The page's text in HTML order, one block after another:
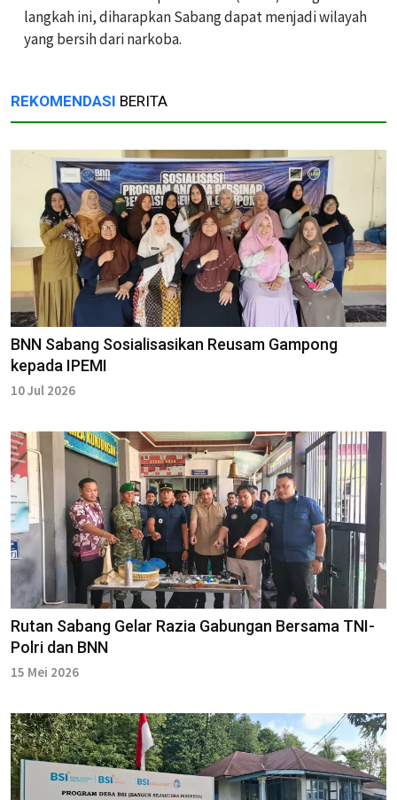
langkah ini, diharapkan Sabang dapat menjadi wilayah
yang bersih dari narkoba.
REKOMENDASI BERITA
BNN Sabang Sosialisasikan Reusam Gampong
kepada IPEMI
10 Jul 2026
Rutan Sabang Gelar Razia Gabungan Bersama TNI-
Polri dan BNN
15 Mei 2026